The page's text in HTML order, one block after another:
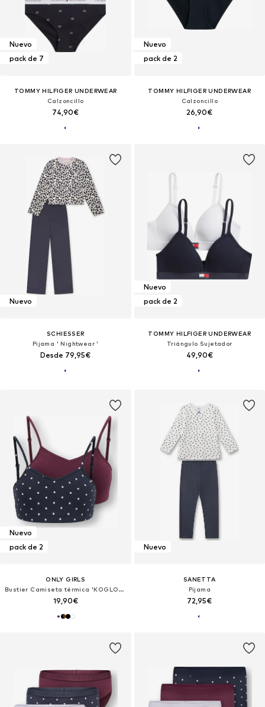
Nuevo
pack de 7
TOMMY HILFIGER UNDERWEAR
Calzoncillo
74,90€
Nuevo
pack de 2
TOMMY HILFIGER UNDERWEAR
Calzoncillo
26,90€
Nuevo
SCHIESSER
Pijama ' Nightwear '
Desde 79,95€
Nuevo
pack de 2
TOMMY HILFIGER UNDERWEAR
Triángulo Sujetador
49,90€
Nuevo
pack de 2
ONLY GIRLS
Bustier Camiseta térmica 'KOGLOLA'
19,90€
Nuevo
SANETTA
Pijama
72,95€